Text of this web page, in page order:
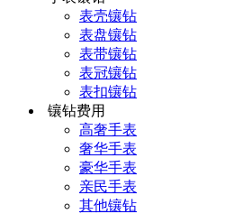
表壳镶钻
表盘镶钻
表带镶钻
表冠镶钻
表扣镶钻
镶钻费用
高奢手表
奢华手表
豪华手表
亲民手表
其他镶钻